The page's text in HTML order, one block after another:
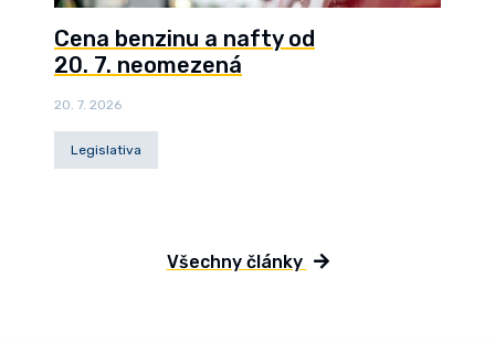
Cena benzinu a nafty od
20. 7. neomezená
20. 7. 2026
Legislativa
Všechny články